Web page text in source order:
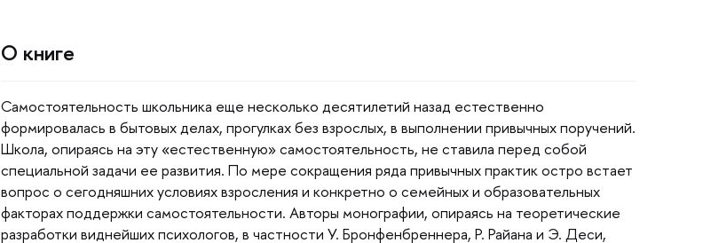
О книге
Самостоятельность школьника еще несколько десятилетий назад естественно
формировалась в бытовых делах, прогулках без взрослых, в выполнении привычных поручений.
Школа, опираясь на эту «естественную» самостоятельность, не ставила перед собой
специальной задачи ее развития. По мере сокращения ряда привычных практик остро встает
опрос о сегодняшних условиях взросления и конкретно о семейных и образовательных
факторах поддержки самостоятельности. Авторы монографии, опираясь на теоретические
разработки виднейших психологов, в частности У. Бронфенбреннера, Р. Райана и Э. Деси,